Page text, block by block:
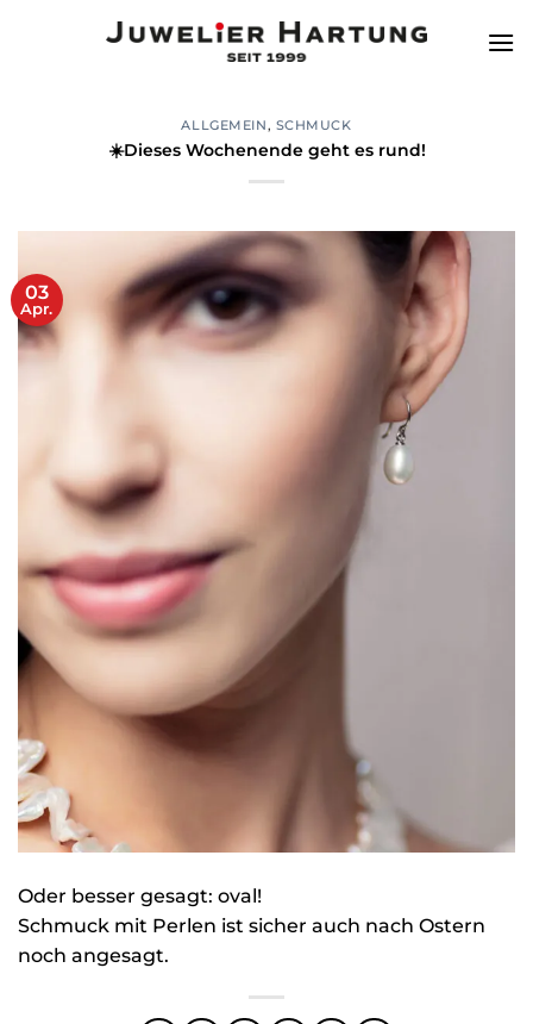
ALLGEMEIN, SCHMUCK
☀️Dieses Wochenende geht es rund!
03
Apr.
Oder besser gesagt: oval!
Schmuck mit Perlen ist sicher auch nach Ostern
noch angesagt.